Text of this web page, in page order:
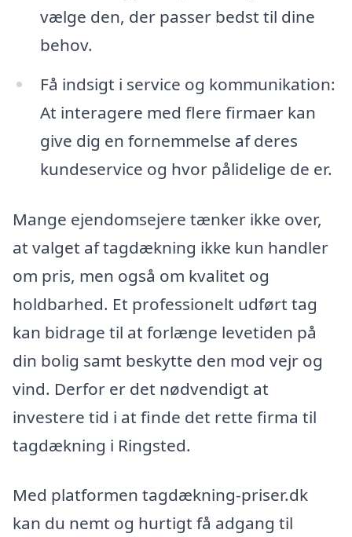
vælge den, der passer bedst til dine
behov.
Få indsigt i service og kommunikation:
At interagere med flere firmaer kan
give dig en fornemmelse af deres
kundeservice og hvor pålidelige de er.
Mange ejendomsejere tænker ikke over,
at valget af tagdækning ikke kun handler
om pris, men også om kvalitet og
holdbarhed. Et professionelt udført tag
kan bidrage til at forlænge levetiden på
din bolig samt beskytte den mod vejr og
vind. Derfor er det nødvendigt at
investere tid i at finde det rette firma til
tagdækning i Ringsted.
Med platformen tagdækning-priser.dk
kan du nemt og hurtigt få adgang til